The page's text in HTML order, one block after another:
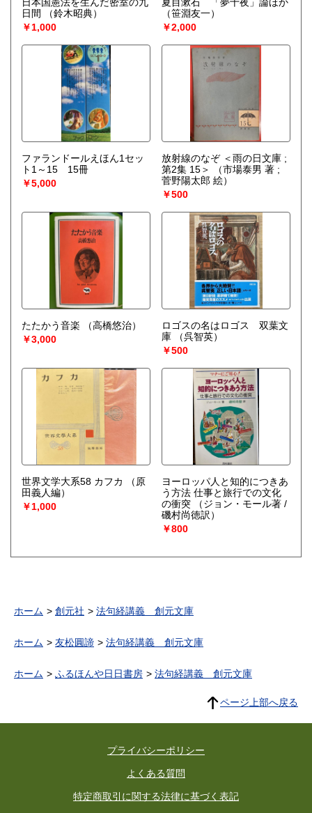
日間
（鈴木昭典）
￥1,000
（笹淵友一）
￥2,000
ファランドールえほん1セッ
ト1～15 15冊
￥5,000
放射線のなぞ ＜雨の日文庫 ;
第2集 15＞
（市場泰男 著 ;
菅野陽太郎 絵）
￥500
たたかう音楽
（高橋悠治）
￥3,000
ロゴスの名はロゴス 双葉文
庫
（呉智英）
￥500
世界文学大系58 カフカ
（原
田義人編）
￥1,000
ヨーロッパ人と知的につきあ
う方法 仕事と旅行での文化
の衝突
（ジョン・モール著 /
磯村尚徳訳）
￥800
ホーム 創元社 法句経講義 創元文庫
ホーム 友松圓諦 法句経講義 創元文庫
ホーム ふるほんや日日書房 法句経講義 創元文庫
ページ上部へ戻る
プライバシーポリシー
よくある質問
特定商取引に関する法律に基づく表記